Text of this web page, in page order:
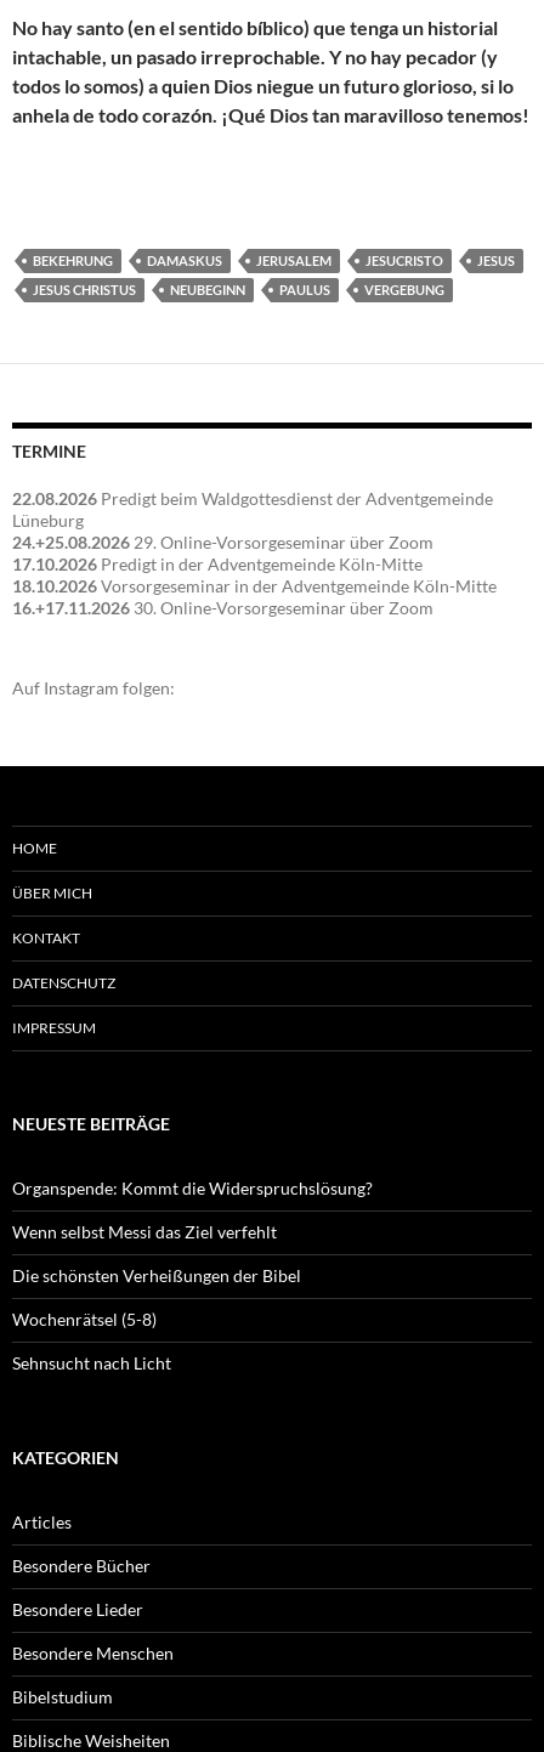
No hay santo (en el sentido bíblico) que tenga un historial
intachable, un pasado irreprochable. Y no hay pecador (y
todos lo somos) a quien Dios niegue un futuro glorioso, si lo
anhela de todo corazón. ¡Qué Dios tan maravilloso tenemos!
BEKEHRUNG DAMASKUS JERUSALEM JESUCRISTO
JESUS
JESUS CHRISTUS
NEUBEGINN PAULUS VERGEBUNG
TERMINE
22.08.2026 Predigt beim Waldgottesdienst der Adventgemeinde
Lüneburg
24.+25.08.2026 29. Online-Vorsorgeseminar über Zoom
17.10.2026 Predigt in der Adventgemeinde Köln-Mitte
18.10.2026Vorsorgeseminar in der Adventgemeinde Köln-Mitte
16.+17.11.2026 30. Online-Vorsorgeseminar über Zoom
Auf Instagram folgen:
HOME
ÜBER MICH
KONTAKT
DATENSCHUTZ
IMPRESSUM
NEUESTE BEITRÄGE
Organspende: Kommt die Widerspruchslösung?
Wenn selbst Messi das Ziel verfehlt
Die schönsten Verheißungen der Bibel
Wochenrätsel (5-8)
Sehnsucht nach Licht
KATEGORIEN
Articles
Besondere Bücher
Besondere Lieder
Besondere Menschen
Bibelstudium
Biblische Weisheiten